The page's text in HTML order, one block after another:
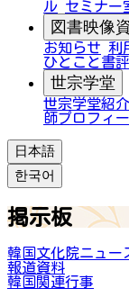
ル セミナー
図書映像
お知らせ 利
ひとこと書評
世宗学堂
世宗学堂紹介
師プロフィ
日本語
한국어
掲示板
韓国文化院ニュー
報道資料
韓国関連行事